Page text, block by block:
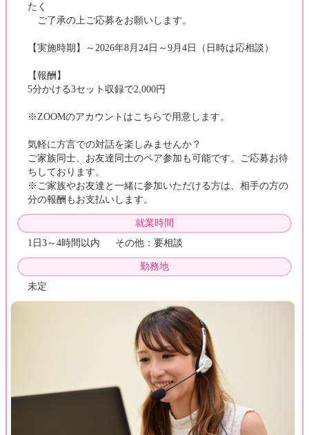
たく
ご了承の上ご応募をお願いします。
【実施時期】～2026年8月24日～9月4日（日時は応相談）
【報酬】
5分かける3セット収録で2,000円
※ZOOMのアカウントはこちらで用意します。
気軽に方言での対話を楽しみませんか？
ご家族同士、お友達同士のペア参加も可能です。ご応募お待
ちしております。
※ご家族やお友達と一緒に参加いただける方は、相手の方の
分の報酬もお支払いします。
就業時間
1日3～4時間以内 その他：要相談
勤務地
未定